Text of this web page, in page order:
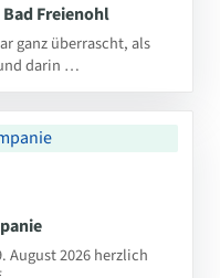
Bad Freienohl
ganz überrascht, als
darin …
August 2026 herzlich